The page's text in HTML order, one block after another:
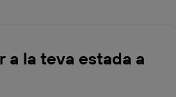
a la teva estada a